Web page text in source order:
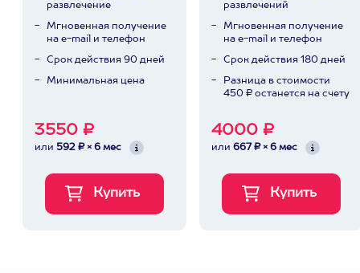
развлечение
Мгновенная получение
на e-mail и телефон
Срок действия 90 дней
Минимальная цена
3550 ₽
или 592 ₽ × 6 мес
развлечений
Мгновенная получение
на e-mail и телефон
Срок действия 180 дней
Разница в стоимости
450 ₽ останется на счету
4000 ₽
или 667 ₽ × 6 мес